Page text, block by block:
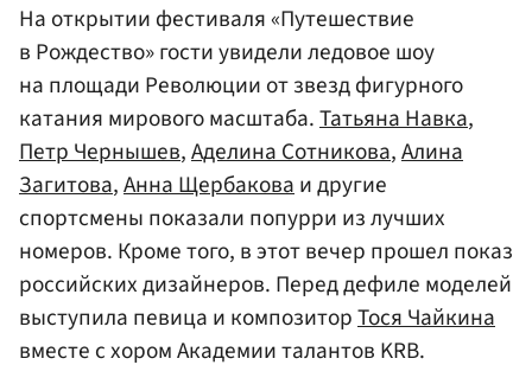
На открытии фестиваля «Путешествие
в Рождество» гости увидели ледовое шоу
на площади Революции от звезд фигурного
катания мирового масштаба.Татьяна Навка,
Петр Чернышев,Аделина Сотникова,Алина
Загитова,Анна Щербакова и другие
спортсмены показали попурри из лучших
номеров. Кроме того, в этот вечер прошел показ
российских дизайнеров. Перед дефиле моделей
выступила певица и композиторТося Чайкина
вместе с хором Академии талантов KRB.